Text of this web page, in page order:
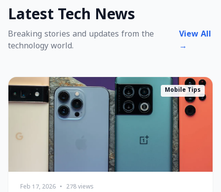
Latest Tech News
Breaking stories and updates from the
technology world.
View All
→
Mobile Tips
Feb 17, 2026 • 278 views